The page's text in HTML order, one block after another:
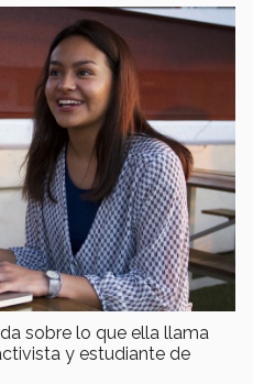
sobre lo que ella llama
y estudiante de